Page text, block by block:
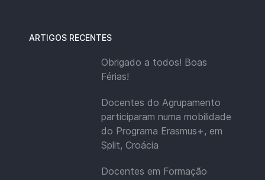
ARTIGOS RECENTES
Obrigado a todos! Boas
Férias!
Docentes do Agrupamento
participaram numa mobilidade
do Programa Erasmus+, em
Split, Croácia
Docentes em Formação